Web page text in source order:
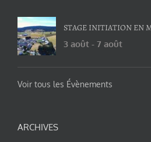
STAGE INITIATION EN
3 août - 7 août
Voir tous les Évènements
ARCHIVES